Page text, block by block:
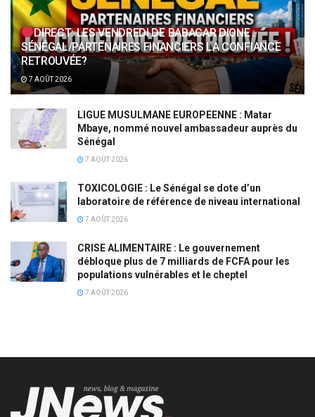
DIRECT: LES VENDREDI DE BABACAR DIONE :
SÉNÉGAL/PARTENAIRES FINANCIERS LA CONFIANCE
RETROUVÉE?
7 AOÛT 2026
LIGUE MUSULMANE EUROPEENNE : Matar
Mbaye, nommé nouvel ambassadeur auprès du
Sénégal
7 AOÛT 2026
TOXICOLOGIE : Le Sénégal se dote d’un
laboratoire de référence de niveau international
7 AOÛT 2026
CRISE ALIMENTAIRE : Le gouvernement
débloque plus de 7 milliards de FCFA pour les
populations vulnérables et le cheptel
7 AOÛT 2026